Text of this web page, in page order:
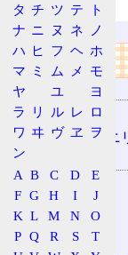
リンク
用語の所属
指示薬
ジメチルアニ
関連する用語
酸性
アルカリ性
タ チ ツ テ
ト
ナ ニ ヌ ネ
ノ
ハ ヒ フ ヘ ホ
マ ミ ム メ
モ
ヤ
ユ
ヨ
ラ
リ ル レ ロ
ワ ヰ ヴ ヱ
ヲ
ン
A B C D
E
F G H I
J
K L M N
O
P Q R S
T